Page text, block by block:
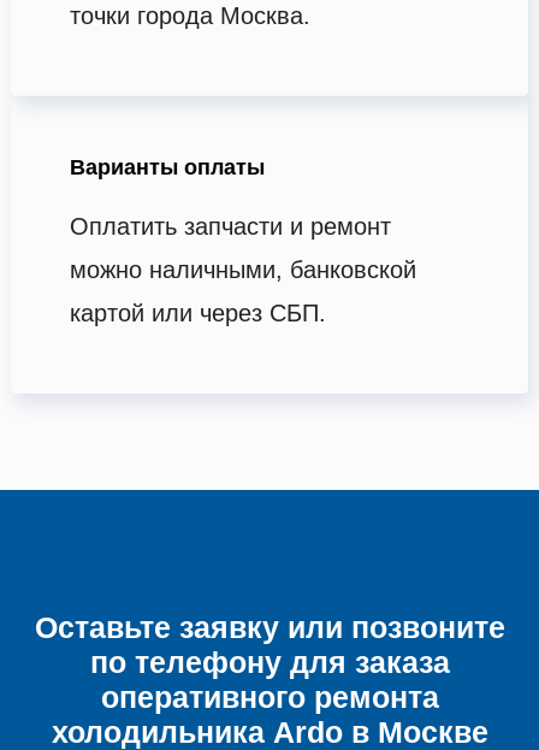
точки города Москва.
Варианты оплаты
Оплатить запчасти и ремонт
можно наличными, банковской
картой или через СБП.
Оставьте заявку или позвоните
по телефону для заказа
оперативного ремонта
холодильникаArdo в Москве